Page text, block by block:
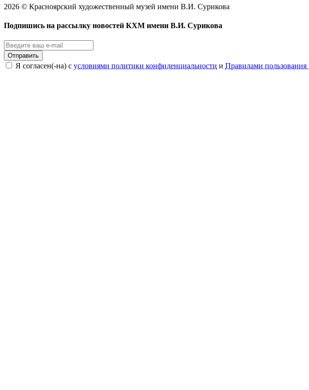
2026 © Красноярский художественный музей имени В.И. Сурикова
Подпишись на рассылку новостей КХМ имени В.И. Сурикова
Отправить
Я согласен(-на) с условиями политики конфиденциальности и Правилами